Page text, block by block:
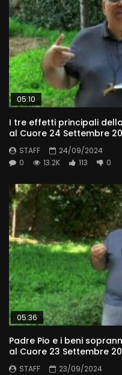
05:10
I tre effetti principali
al Cuore 24 Settembre
STAFF
24/09/2024
0
13.2K 113 0
05:36
Padre Pio e i beni
al Cuore 23 Settembre
STAFF
23/09/2024